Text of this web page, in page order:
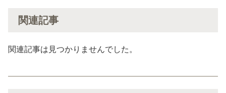
関連記事
関連記事は見つかりませんでした。